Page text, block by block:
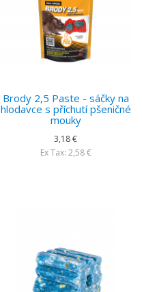
Brody 2,5 Paste - sáčky na
hlodavce s příchutí pšeničné
mouky
3,18 €
Ex Tax: 2,58 €